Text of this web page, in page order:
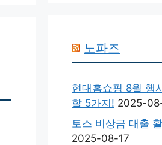
노파즈
현대홈쇼핑 8월 행
할 5가지! 2025-
토스 비상금 대출
2025-08-17